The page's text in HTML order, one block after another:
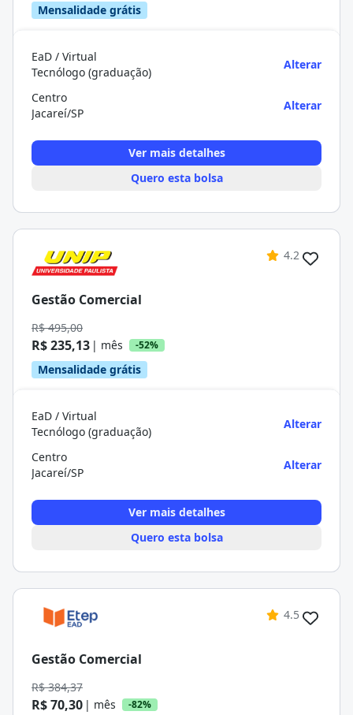
Mensalidade grátis
EaD / Virtual
Tecnólogo (graduação)
Alterar
Centro
Jacareí/SP
Alterar
Ver mais detalhes
Quero esta bolsa
4.2
Gestão Comercial
R$ 495,00
R$ 235,13 | mês -52%
Mensalidade grátis
EaD / Virtual
Tecnólogo (graduação)
Alterar
Centro
Jacareí/SP
Alterar
Ver mais detalhes
Quero esta bolsa
4.5
Gestão Comercial
R$ 384,37
R$ 70,30 | mês -82%